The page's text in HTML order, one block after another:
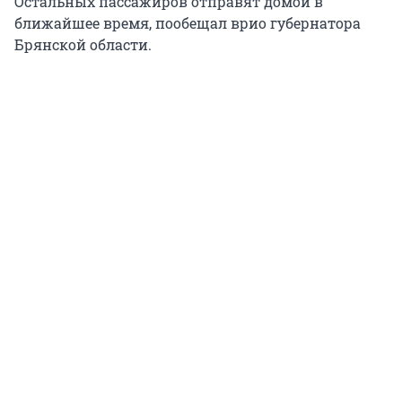
ближайшее время, пообещал врио губернатора
Брянской области.